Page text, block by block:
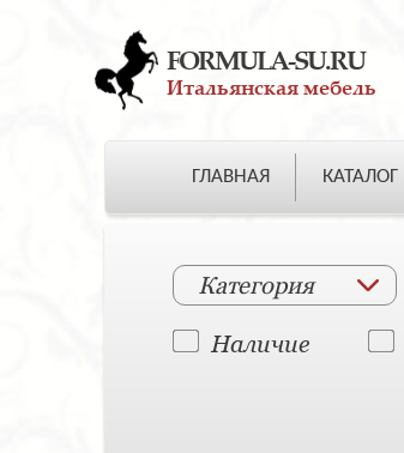
FORMULA-SU.RU
Итальянская мебель
ГЛАВНАЯ КАТАЛОГ
Категория
Наличие